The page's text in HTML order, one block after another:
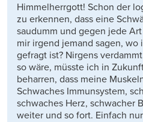
Himmelherrgott! Schon der
zu erkennen, dass eine
saudumm und gegen jede
mir irgend jemand sagen, wo
gefragt ist? Nirgens
so wäre, müsste ich in
beharren, dass meine
Schwaches Immunsystem,
schwaches Herz, schwacher
weiter und so fort. Einfach